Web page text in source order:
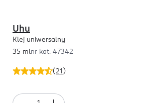
(21 )
Uhu
Klej uniwersalny
35 mlnr kat. 47342